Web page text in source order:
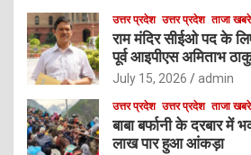
उत्तर प्रदेश उत्तर प्रदेश ताजा खबरे
राम मंदिर सीईओ पद के
पूर्व आइपीएस अमिताभ
July 15, 2026 admin
उत्तर प्रदेश उत्तर प्रदेश ताजा खबरे
बाबा बर्फानी के दरबार में
लाख पार हुआ आंकड़ा